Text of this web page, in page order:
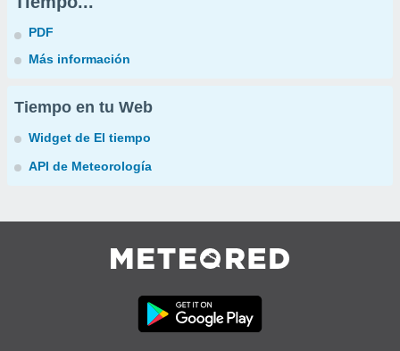
PDF
Más información
Tiempo en tu Web
Widget de El tiempo
API de Meteorología